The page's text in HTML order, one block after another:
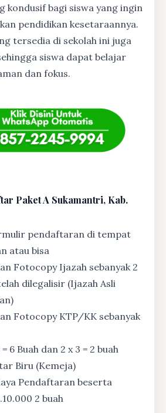
kondusif bagi siswa yang ingin
pendidikan kesetaraannya.
tersedia di sekolah ini juga
siswa dapat belajar
dan fokus.
Paket A Sukamantri, Kab.
pendaftaran di tempat
atau bisa
Fotocopy Ijazah sebanyak 2
dilegalisir (Ijazah Asli
Fotocopy KTP/KK sebanyak
6 Buah dan 2 x 3 = 2 buah
Biru (Kemeja)
Pendaftaran beserta
2 buah